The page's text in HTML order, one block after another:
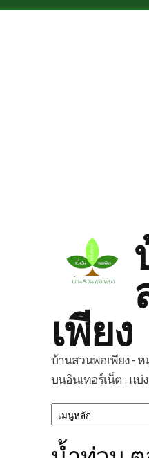
Skip to main content
เพียง
บ้านสวนพอเพียง -
บนอินเทอร์เน็ต : แบ่